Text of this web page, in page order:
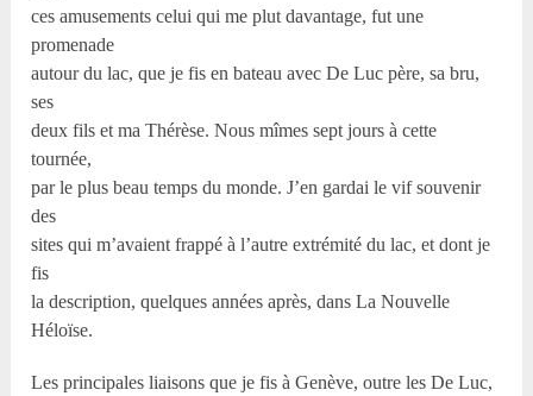
ces amusements celui qui me plut davantage, fut une
promenade
autour du lac, que je fis en bateau avec De Luc père, sa bru,
ses
deux fils et ma Thérèse. Nous mîmes sept jours à cette
tournée,
par le plus beau temps du monde. J’en gardai le vif souvenir
des
sites qui m’avaient frappé à l’autre extrémité du lac, et dont je
fis
la description, quelques années après, dans La Nouvelle
Héloïse.
Les principales liaisons que je fis à Genève, outre les De Luc,